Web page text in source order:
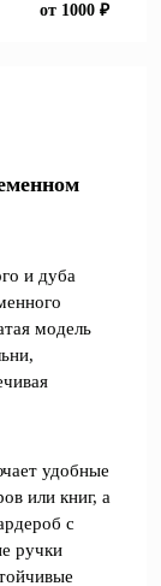
от 1000 ₽
и дуба
модель
удобные
или книг, а
с
ручки